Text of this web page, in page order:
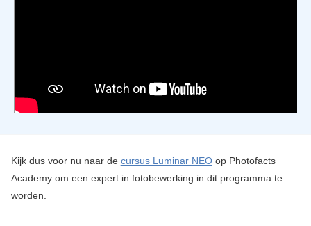
Kijk dus voor nu naar de cursus Luminar NEOop Photofacts
Academy om een expert in fotobewerking in dit programma te
worden.